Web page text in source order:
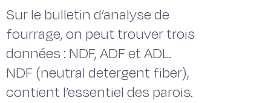
Sur le bulletin d’analyse de
fourrage, on peut trouver trois
données : NDF, ADF et ADL.
NDF (neutral detergent fiber),
contient l’essentiel des parois.